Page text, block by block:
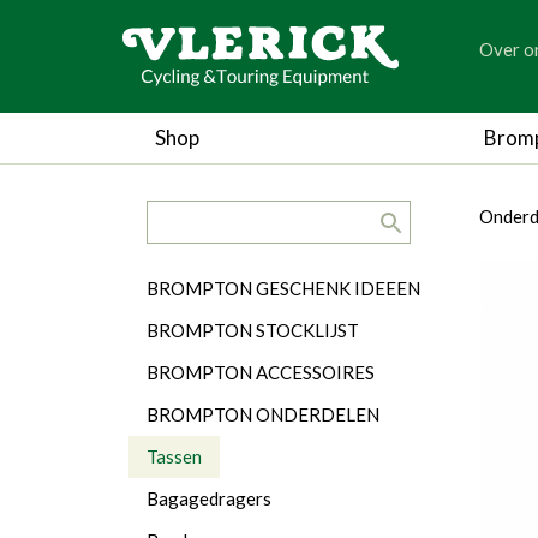
Over
Shop
Categorieën
BROMPTON GESCHENK IDEEEN
BROMPTON STOCKLIJST
BROMPTON ACCESSOIRES
BROMPTON ONDERDELEN
Tassen
Bagagedragers